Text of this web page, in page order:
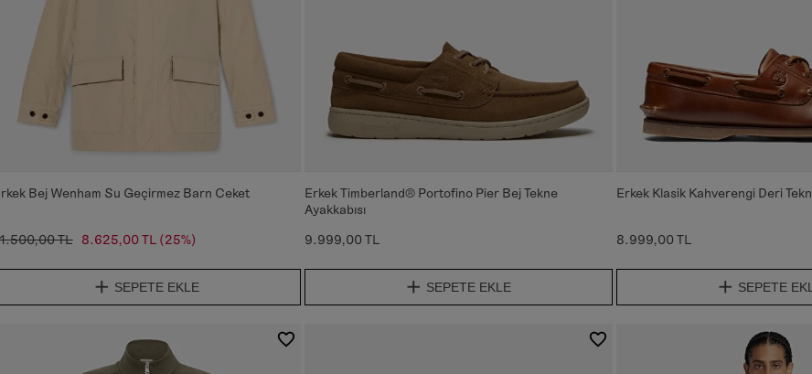
Bej Wenham Su Geçirmez Barn Ceket
TL 8.625,00 TL (25%)
SEPETE EKLE
Erkek Timberland® Portofino Pier Bej Tekne
Ayakkabısı
9.999,00 TL
SEPETE EKLE
Erkek Klasik Kahverengi Deri
8.999,00 TL
SEPETE